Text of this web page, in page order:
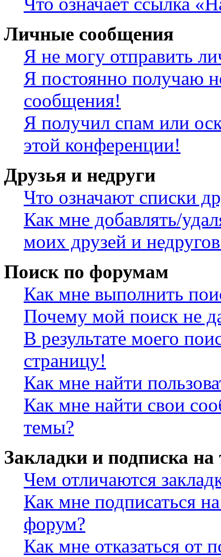
Личные сообщения
Я не могу отправить
Я постоянно получаю
сообщения!
Я получил спам или
этой конференции!
Друзья и недруги
Что означают списки
Как мне добавлять/
моих друзей и
Поиск по форумам
Как мне выполнить
Почему мой поиск не
В результате моего
страницу!
Как мне найти
Как мне найти свои
темы?
Закладки и подписка
Чем отличаются
Как мне подписаться
форум?
Как мне отказаться от